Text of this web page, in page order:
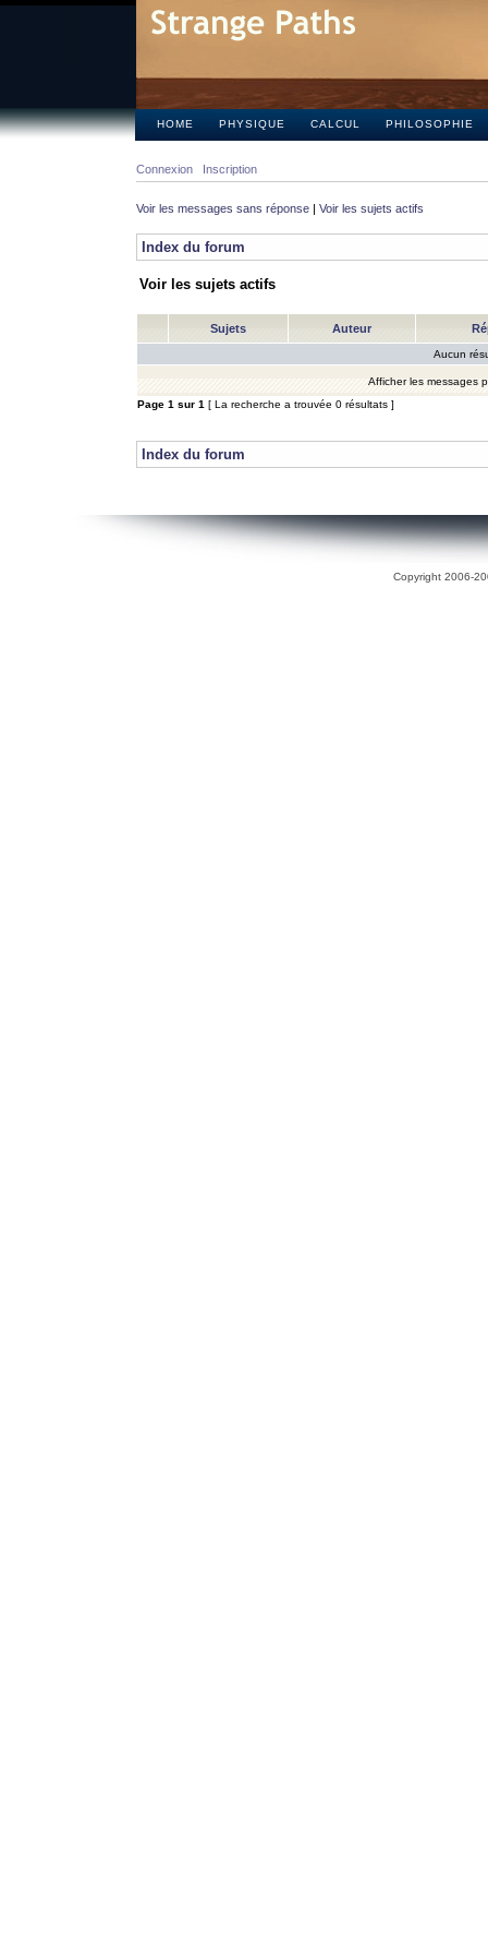
HOME PHYSIQUE CALCUL PHILOSOPHIE
Connexion Inscription
Voir les messages sans réponse | Voir les sujets actifs
Index du forum
Voir les sujets actifs
Sujets Auteur
Aucun
Afficher les messages
Page 1 sur 1 [ La recherche a trouvée 0 résultats ]
Index du forum
Copyright 2006-